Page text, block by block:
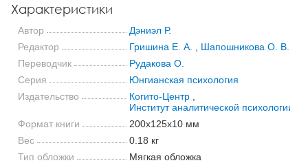
Характеристики
Автор
Дэниэл Р.
Редактор
Гришина Е. А.
Шапошникова О. В.
Переводчик
Рудакова О.
Серия
Юнгианская психология
Издательство
Когито-Центр,
Институт аналитической психологии
Формат книги
200x125x10 мм
Вес
0.18 кг
Тип обложки
Мягкая обложка